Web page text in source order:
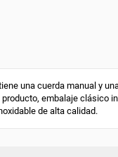
una cuerda manual y
embalaje
de alta calidad.